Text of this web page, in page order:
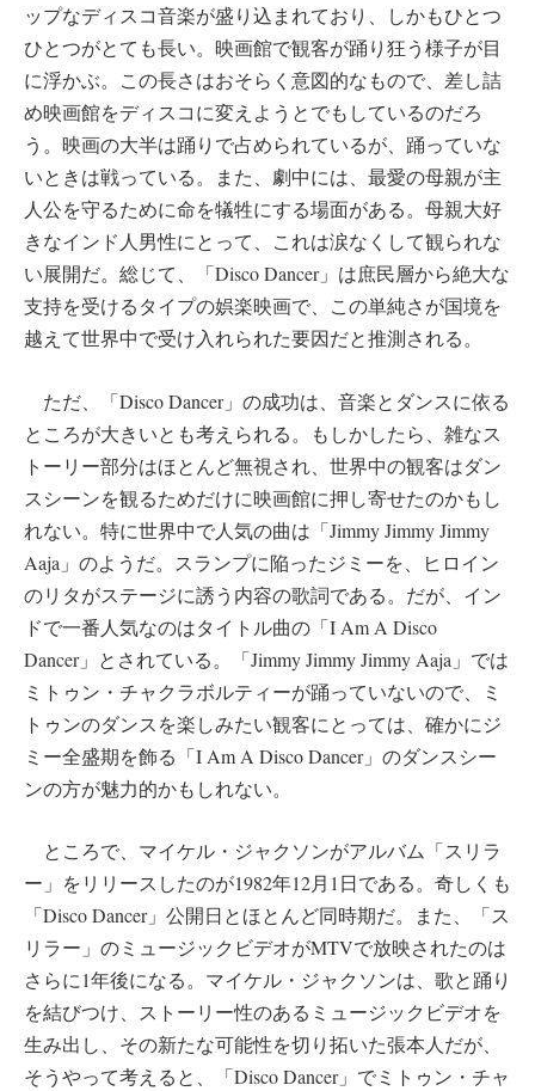
ップなディスコ音楽が盛り込まれており、しかもひとつ
ひとつがとても長い。映画館で観客が踊り狂う様子が目
に浮かぶ。この長さはおそらく意図的なもので、差し詰
め映画館をディスコに変えようとでもしているのだろ
う。映画の大半は踊りで占められているが、踊っていな
いときは戦っている。また、劇中には、最愛の母親が主
人公を守るために命を犠牲にする場面がある。母親大好
きなインド人男性にとって、これは涙なくして観られな
い展開だ。総じて、「Disco Dancer」は庶民層から絶大な
支持を受けるタイプの娯楽映画で、この単純さが国境を
越えて世界中で受け入れられた要因だと推測される。
ただ、「Disco Dancer」の成功は、音楽とダンスに依る
ところが大きいとも考えられる。もしかしたら、雑なス
トーリー部分はほとんど無視され、世界中の観客はダン
スシーンを観るためだけに映画館に押し寄せたのかもし
れない。特に世界中で人気の曲は「Jimmy Jimmy Jimmy
Aaja」のようだ。スランプに陥ったジミーを、ヒロイン
のリタがステージに誘う内容の歌詞である。だが、イン
ドで一番人気なのはタイトル曲の「I Am A Disco
Dancer」とされている。「Jimmy Jimmy Jimmy Aaja」では
ミトゥン・チャクラボルティーが踊っていないので、ミ
トゥンのダンスを楽しみたい観客にとっては、確かにジ
ミー全盛期を飾る「I Am A Disco Dancer」のダンスシー
ンの方が魅力的かもしれない。
ところで、マイケル・ジャクソンがアルバム「スリラ
ー」をリリースしたのが1982年12月1日である。奇しくも
「Disco Dancer」公開日とほとんど同時期だ。また、「ス
リラー」のミュージックビデオがMTVで放映されたのは
さらに1年後になる。マイケル・ジャクソンは、歌と踊り
を結びつけ、ストーリー性のあるミュージックビデオを
生み出し、その新たな可能性を切り拓いた張本人だが、
そうやって考えると、「Disco Dancer」でミトゥン・チャ